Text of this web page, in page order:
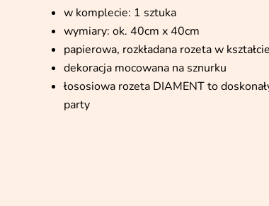
w komplecie: 1 sztuka
wymiary: ok. 40cm x 40cm
papierowa, rozkładana rozeta w
dekoracja mocowana na sznurku
łososiowa rozeta DIAMENT to
party